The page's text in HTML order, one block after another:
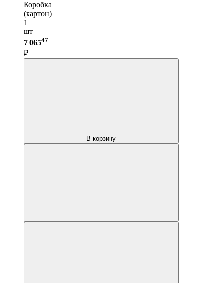
Коробка
(картон)
1
шт —
7 06547
₽
В корзину